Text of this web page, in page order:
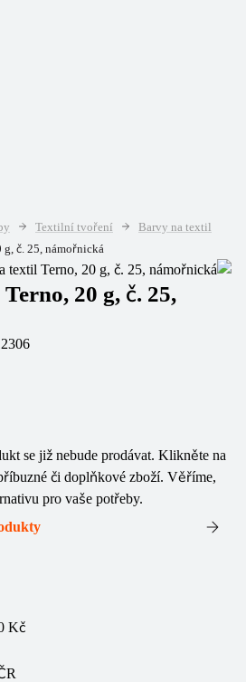
Textilní tvoření
Barvy na textil
g, č. 25, námořnická
20 g, č. 25,
se již nebude prodávat. Klikněte na
či doplňkové zboží. Věříme,
pro vaše potřeby.
Kč